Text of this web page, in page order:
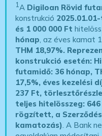
1A Digiloan Rövid
konstrukció
és 1 000 000 Ft
hónap, az éves kamat
THM 18,97%.
konstrukció esetén:
futamidő: 36 hónap,
17,5%, éves kezelési
237 Ft,
teljes hitelösszeg:
rögzített, a
kamatozás). A Bank